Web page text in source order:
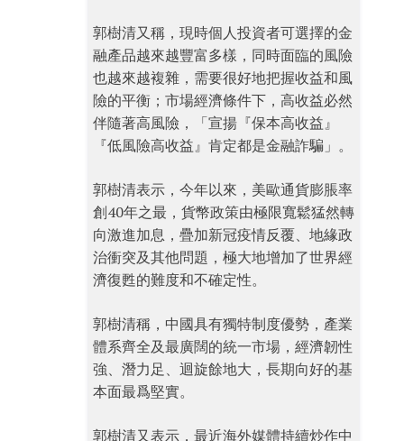
郭樹清又稱，現時個人投資者可選擇的金
融產品越來越豐富多樣，同時面臨的風險
也越來越複雜，需要很好地把握收益和風
險的平衡；市場經濟條件下，高收益必然
伴隨著高風險，「宣揚『保本高收益』
『低風險高收益』肯定都是金融詐騙」。
郭樹清表示，今年以來，美歐通貨膨脹率
創40年之最，貨幣政策由極限寬鬆猛然轉
向激進加息，疊加新冠疫情反覆、地緣政
治衝突及其他問題，極大地增加了世界經
濟復甦的難度和不確定性。
郭樹清稱，中國具有獨特制度優勢，產業
體系齊全及最廣闊的統一市場，經濟韌性
強、潛力足、迴旋餘地大，長期向好的基
本面最爲堅實。
郭樹清又表示，最近海外媒體持續炒作中